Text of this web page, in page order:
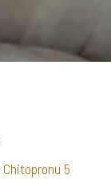
Chitopronu 5